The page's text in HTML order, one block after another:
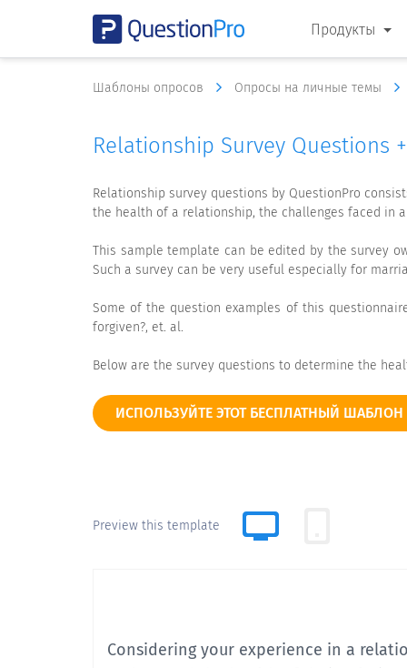
Продукты
Шаблоны опросов Опросы на личные темы
Relationship Survey Questions
Relationship survey questions by QuestionPro
the health of a relationship, the challenges faced in
This sample template can be edited by the survey
Such a survey can be very useful especially for
Some of the question examples of this
forgiven?, et. al.
Below are the survey questions to determine the
ИСПОЛЬЗУЙТЕ ЭТОТ БЕСПЛАТНЫЙ ШАБЛОН
Preview this template
Considering your experience in a